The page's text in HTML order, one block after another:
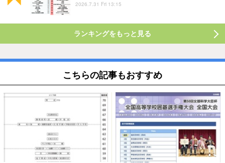
2026.7.31 Fri 13:15
ランキングをもっと見る
こちらの記事もおすすめ